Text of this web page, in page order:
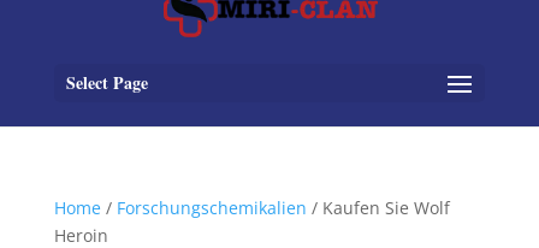
Select Page
Home/ Forschungschemikalien / Kaufen Sie Wolf
Heroin